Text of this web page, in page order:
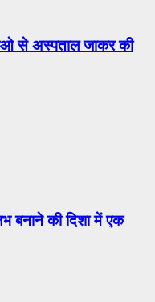
से अस्पताल जाकर की
बनाने की दिशा में एक